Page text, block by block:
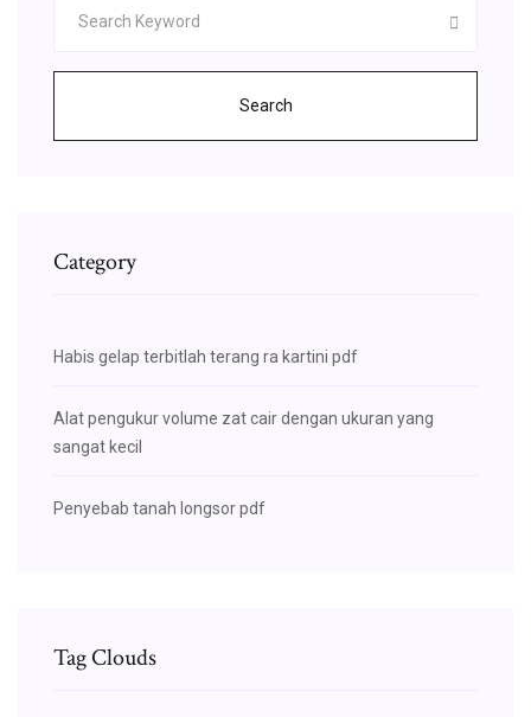
Search
Category
Habis gelap terbitlah terang ra kartini pdf
Alat pengukur volume zat cair dengan ukuran yang
sangat kecil
Penyebab tanah longsor pdf
Tag Clouds